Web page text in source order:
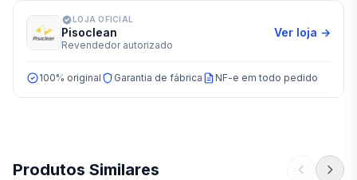
LOJA OFICIAL
Pisoclean
Revendedor autorizado
Ver loja →
100% original Garantia de fábrica NF-e em todo pedido
Produtos Similares